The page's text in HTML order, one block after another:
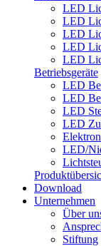
LED
LED
LED
LED
LED
Betriebsgeräte
LED
LED
LED
LED
LED/
Download
Unternehmen
Über
Stiftung